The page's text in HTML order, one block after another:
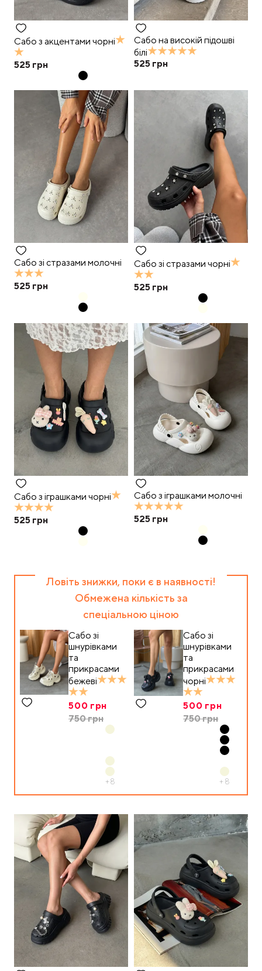
Сабо з акцентами чорні
525 грн
Сабо на високій підошві
білі
525 грн
Сабо зі стразами молочні
525 грн
Сабо зі стразами чорні
525 грн
Сабо з іграшками чорні
525 грн
Сабо з іграшками молочні
525 грн
Ловіть знижки, поки є в наявності!
Обмежена кількість за
спеціальною ціною
Сабо зі
шнурівками
та
прикрасами
бежеві
500 грн
750грн
+8
Сабо зі
шнурівками
та
прикрасами
чорні
500 грн
750грн
+ 8